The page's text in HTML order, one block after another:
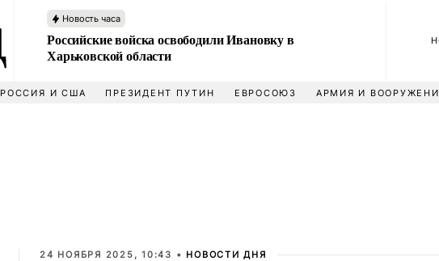
Новость часа
Российские войска освободили Ивановку в
Харьковской области
РОССИЯ И США ПРЕЗИДЕНТ ПУТИН ЕВРОСОЮЗ АРМИЯ И
24 НОЯБРЯ 2025, 10:43 • НОВОСТИ ДНЯ